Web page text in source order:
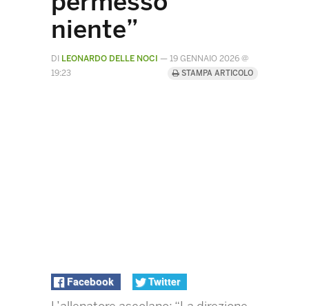
niente”
DI LEONARDO DELLE NOCI — 19 GENNAIO 2026 @
19:23
STAMPA ARTICOLO
Facebook Twitter